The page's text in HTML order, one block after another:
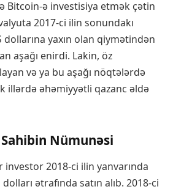
Bitcoin-ə investisiya etmək çətin
2017-ci ilin sonundakı
dollarına yaxın olan qiymətindən
aşağı enirdi. Lakin, öz
və ya bu aşağı nöqtələrdə
illərdə əhəmiyyətli qazanc əldə
Nümunəsi
investor 2018-ci ilin yanvarında
ətrafında satın alıb. 2018-ci